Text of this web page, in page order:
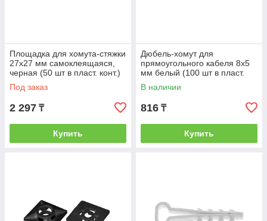
Площадка для хомута-стяжки
27х27 мм самоклеящаяся,
черная (50 шт в пласт. конт.)
STARFIX (STARFIX)
Под заказ
2 297 ₸
Купить
Дюбель-хомут для
прямоугольного кабеля 8х5
мм белый (100 шт в пласт.
конт.) STARFIX (STARFIX)
(SMP2-80563-100)
В наличии
816 ₸
Купить